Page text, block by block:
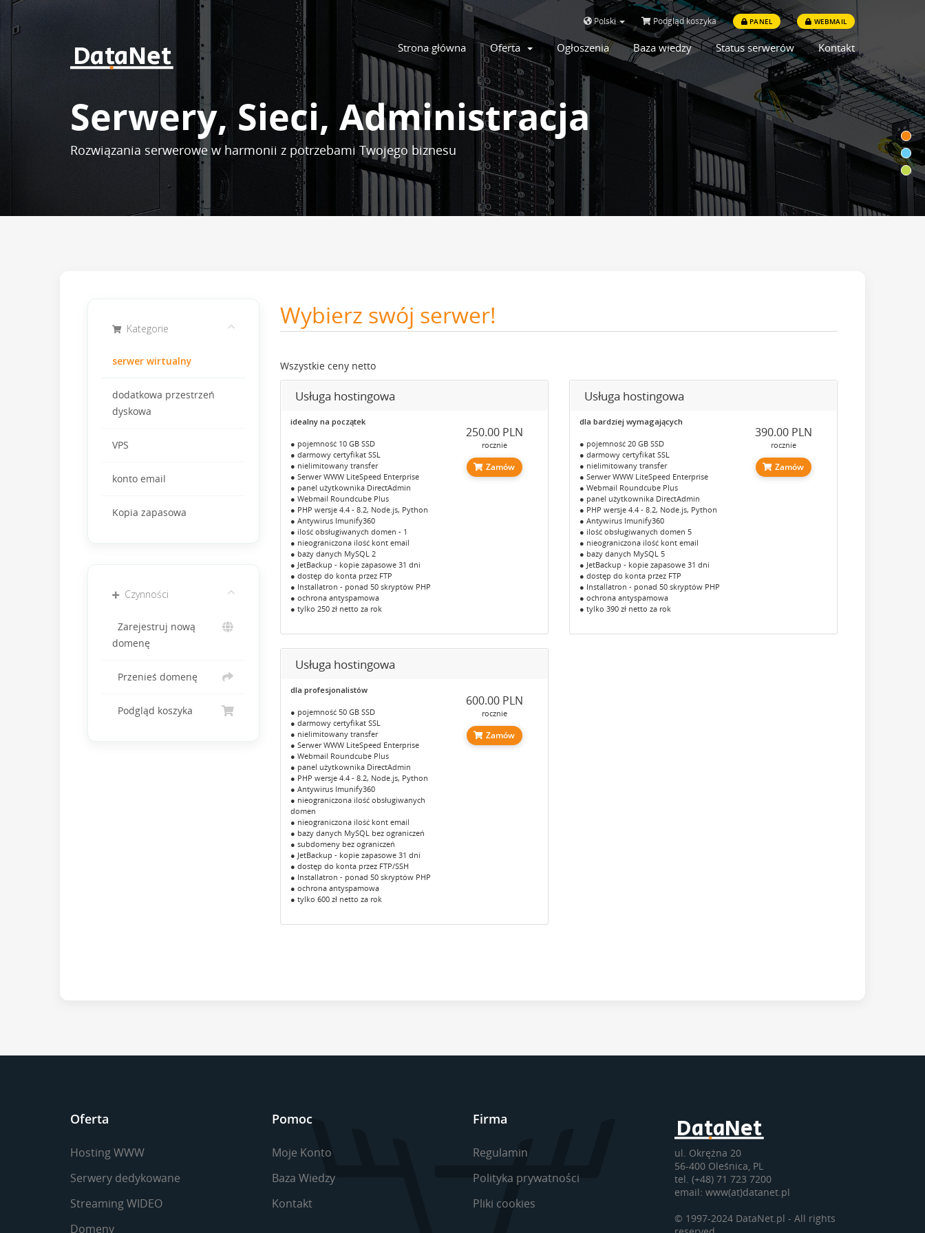
Polski Podgląd koszyka PANEL WEBMAIL
DataNet Strona główna Oferta Ogłoszenia Baza wiedzy Status serwerów Kontakt
Serwery, Sieci, Administracja
Rozwiązania serwerowe w harmonii z potrzebami Twojego biznesu
Kategorie
serwer wirtualny
dodatkowa przestrzeń
dyskowa
VPS
konto email
Kopia zapasowa
Czynności
Zarejestruj nową
domenę
Przenieś domenę
Podgląd koszyka
Wybierz swój serwer!
Wszystkie ceny netto
Usługa hostingowa
idealny na początek
● pojemność 10 GB SSD
● darmowy certyfikat SSL
● nielimitowany transfer
● Serwer WWW LiteSpeed Enterprise
● panel użytkownika DirectAdmin
● Webmail Roundcube Plus
● PHP wersje 4.4 - 8.2, Node.js, Python
● Antywirus Imunify360
● ilość obsługiwanych domen - 1
● nieograniczona ilość kont email
● bazy danych MySQL 2
● JetBackup - kopie zapasowe 31 dni
● dostęp do konta przez FTP
● Installatron - ponad 50 skryptów PHP
● ochrona antyspamowa
● tylko 250 zł netto za rok
250.00 PLN
rocznie
Zamów
Usługa hostingowa
dla bardziej wymagających
● pojemność 20 GB SSD
● darmowy certyfikat SSL
● nielimitowany transfer
● Serwer WWW LiteSpeed Enterprise
● Webmail Roundcube Plus
● panel użytkownika DirectAdmin
● PHP wersje 4.4 - 8.2, Node.js, Python
● Antywirus Imunify360
● ilość obsługiwanych domen 5
● nieograniczona ilość kont email
● bazy danych MySQL 5
● JetBackup - kopie zapasowe 31 dni
● dostęp do konta przez FTP
● Installatron - ponad 50 skryptów PHP
● ochrona antyspamowa
● tylko 390 zł netto za rok
390.00 PLN
rocznie
Zamów
Usługa hostingowa
dla profesjonalistów
● pojemność 50 GB SSD
● darmowy certyfikat SSL
● nielimitowany transfer
● Serwer WWW LiteSpeed Enterprise
● Webmail Roundcube Plus
● panel użytkownika DirectAdmin
● PHP wersje 4.4 - 8.2, Node.js, Python
● Antywirus Imunify360
● nieograniczona ilość obsługiwanych
domen
● nieograniczona ilość kont email
● bazy danych MySQL bez ograniczeń
● subdomeny bez ograniczeń
● JetBackup - kopie zapasowe 31 dni
● dostęp do konta przez FTP/SSH
● Installatron - ponad 50 skryptów PHP
● ochrona antyspamowa
● tylko 600 zł netto za rok
600.00 PLN
rocznie
Zamów
Oferta
Hosting WWW
Serwery dedykowane
Streaming WIDEO
Domeny
Pomoc
Moje Konto
Baza Wiedzy
Kontakt
Firma
Regulamin
Polityka prywatności
Pliki cookies
DataNet
ul. Okrężna 20
56-400 Oleśnica, PL
tel. (+48) 71 723 7200
email: www(at)datanet.pl
© 1997-2024 DataNet.pl - All rights